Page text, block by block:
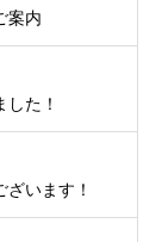
案内
た！
います！